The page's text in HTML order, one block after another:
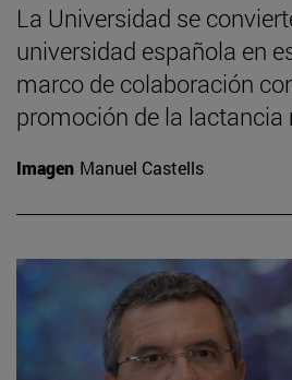
La Universidad se
universidad española en
marco de colaboración
promoción de la lactancia
Imagen Manuel Castells